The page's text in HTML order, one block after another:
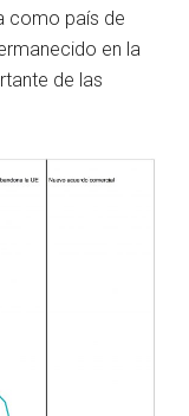
como país de
en la
de las